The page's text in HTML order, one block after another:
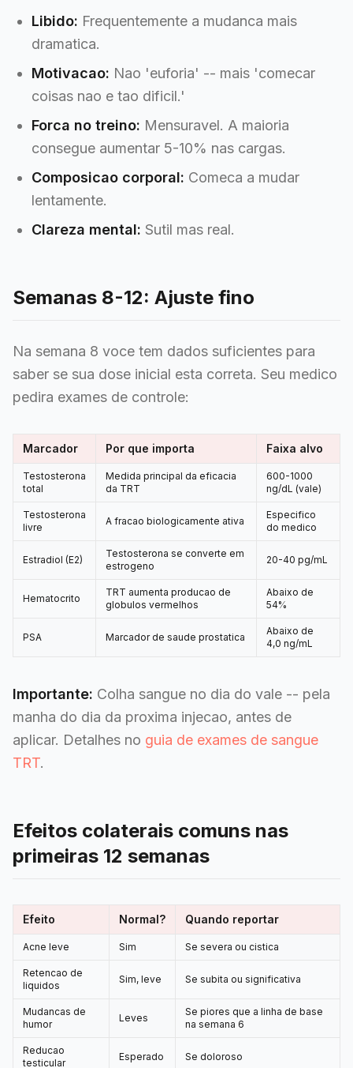
Libido: Frequentemente a mudanca mais
dramatica.
Motivacao: Nao 'euforia' -- mais 'comecar
coisas nao e tao dificil.'
Forca no treino: Mensuravel. A maioria
consegue aumentar 5-10% nas cargas.
Composicao corporal: Comeca a mudar
lentamente.
Clareza mental: Sutil mas real.
Semanas 8-12: Ajuste fino
Na semana 8 voce tem dados suficientes para
saber se sua dose inicial esta correta. Seu medico
pedira exames de controle:
Marcador Por que importa Faixa alvo
Testosterona
total
Medida principal da eficacia
da TRT
600-1000
ng/dL (vale)
Testosterona
livre
A fracao biologicamente ativa
Especifico
do medico
Estradiol (E2)
Testosterona se converte em
estrogeno
20-40 pg/mL
Hematocrito
TRT aumenta producao de
globulos vermelhos
Abaixo de
54%
PSA Marcador de saude prostatica
Abaixo de
4,0 ng/mL
Importante: Colha sangue no dia do vale -- pela
manha do dia da proxima injecao, antes de
aplicar. Detalhes no guia de exames de sangue
TRT.
Efeitos colaterais comuns nas
primeiras 12 semanas
Efeito Normal? Quando reportar
Acne leve Sim Se severa ou cistica
Retencao de
liquidos
Sim, leve Se subita ou significativa
Mudancas de
humor
Leves
Se piores que a linha de base
na semana 6
Reducao
testicular
Esperado Se doloroso